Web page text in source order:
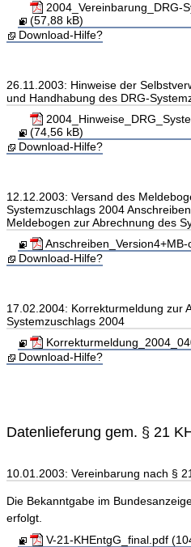
2004_Vereinbarung_DRG-
(57,88 kB)
Download-Hilfe?
26.11.2003: Hinweise der
und Handhabung des DRG-
(74,56 kB)
Download-Hilfe?
12.12.2003: Versand des
Systemzuschlags 2004
Meldebogen zur Abrechnung des
Download-Hilfe?
17.02.2004: Korrekturmeldung zur
Systemzuschlags 2004
Download-Hilfe?
Datenlieferung gem. § 21
10.01.2003: Vereinbarung nach §
Die Bekanntgabe im
erfolgt.
V-21-KHEntgG_final.pdf